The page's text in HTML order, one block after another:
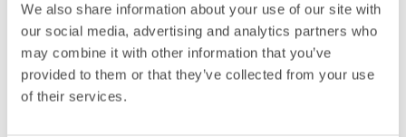
We also share information about your use of our site with
our social media, advertising and analytics partners who
may combine it with other information that you’ve
provided to them or that they’ve collected from your use
of their services.
Visa mer